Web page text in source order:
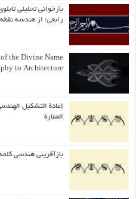
بازخوانی تحلیلی
رابعی؛ از هندسه
the Divine Name
to Architecture
إعادة التشكيل
العمارة
بازآفرینی هندسی